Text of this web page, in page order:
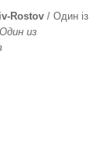
Rostov / Один із
Один из